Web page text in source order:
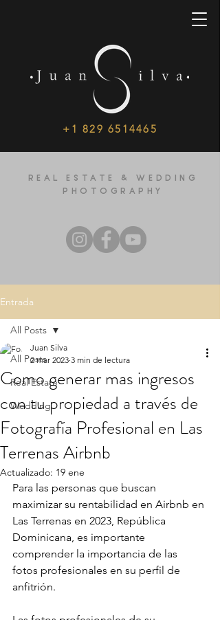
+1 829 6514465
REAL ESTATE & WEDDING
PHOTOGRAPHY
Entrada
All Posts
Real Estate
Wedding
All Posts
Como generar mas ingresos
con tu propiedad a través de
Fotografía Profesional en Las
Terrenas Airbnb
Juan Silva
2 mar 2023 3 min de lectura
Actualizado: 19 ene
Para las personas que buscan
maximizar su rentabilidad en Airbnb en
Las Terrenas en 2023, República
Dominicana, es importante
comprender la importancia de las
fotos profesionales en su perfil de
anfitrión.